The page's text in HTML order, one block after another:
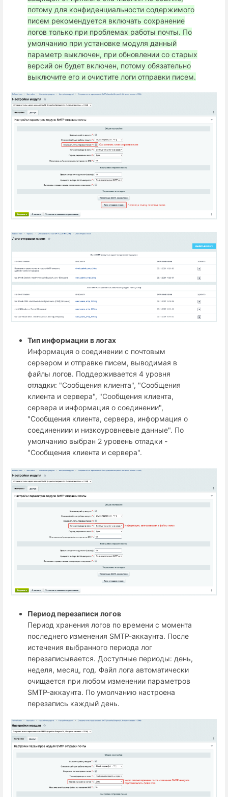
потому для конфиденциальности содержимого
писем рекомендуется включать сохранение
логов только при проблемах работы почты. По
умолчанию при установке модуля данный
параметр выключен, при обновлении со старых
версий он будет включен, потому обязательно
выключите его и очистите логи отправки писем.
Тип информации в логах
Информация о соединении с почтовым
сервером и отправке писем, выводимая в
файлы логов. Поддерживается 4 уровня
отладки: "Сообщения клиента", "Сообщения
клиента и сервера", "Сообщения клиента,
сервера и информация о соединении",
"Сообщения клиента, сервера, информация о
соединениии и низкоуровневые данные". По
умолчанию выбран 2 уровень отладки -
"Сообщения клиента и сервера".
Период перезаписи логов
Период хранения логов по времени с момента
последнего изменения SMTP-аккаунта. После
истечения выбранного периода лог
перезаписывается. Доступные периоды: день,
неделя, месяц, год. Файл лога автоматически
очищается при любом изменении параметров
SMTP-аккаунта. По умолчанию настроена
перезапись каждый день.